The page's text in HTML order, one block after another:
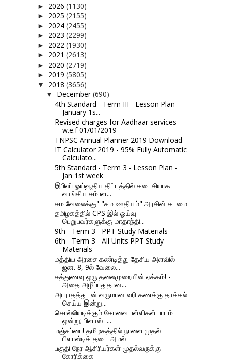
► 2026 (1130)
► 2025 (2155)
► 2024 (2455)
► 2023 (2299)
► 2022 (1930)
► 2021 (2613)
► 2020 (2719)
► 2019 (5805)
▼ 2018 (3656)
▼ December(690)
4th Standard - Term III - Lesson Plan -
January 1s...
Revised charges for Aadhaar services
w.e.f 01/01/2019
TNPSC Annual Planner 2019 Download
IT Calculator 2019 - 95% Fully Automatic
Calculato...
5th Standard - Term 3 - Lesson Plan -
Jan 1st week
இபிஎப் ஓய்வூதிய திட்டத்தில் கடைசியாக
வாங்கிய சம்பள...
சம வேலைக்கு" "சம ஊதியம்" அரசின் கடமை
தமிழகத்தில் CPS இல் ஓய்வு
பெறுபவர்களுக்கு மாதாந்தி...
9th - Term 3 - PPT Study Materials
6th - Term 3 - All Units PPT Study
Materials
மத்திய அரசை கண்டித்து தேசிய அளவில்
ஜன. 8, 9ல் வேலை...
சத்துணவு ஒரு தலைமுறையின் ஏக்கம்! -
அதை அழிப்பதுதான...
அபராதத்துடன் வருமான வரி கணக்கு தாக்கல்
செய்ய இன்று...
சொல்லியடிக்கும் கோவை பள்ளிகள் பாடம்
ஒன்று; பிளாஸ்ட...
மஞ்சப்பை! தமிழகத்தில் நாளை முதல்
பிளாஸ்டிக் தடை அமல்
பகுதி நேர ஆசிரியர்கள் முதல்வருக்கு
கோரிக்கை